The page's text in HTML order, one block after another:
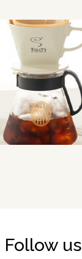
Follow us